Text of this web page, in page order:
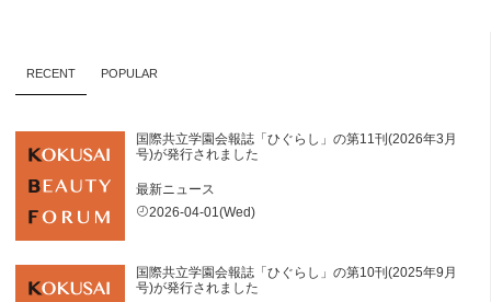
RECENT POPULAR
国際共立学園会報誌「ひぐらし」の第11刊(2026年3月
号)が発行されました
最新ニュース
2026-04-01(Wed)
国際共立学園会報誌「ひぐらし」の第10刊(2025年9月
号)が発行されました